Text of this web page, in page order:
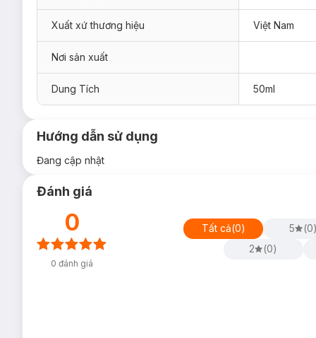
Xuất xứ thương hiệu Việt Nam
Nơi sản xuất
Dung Tích 50ml
Hướng dẫn sử dụng
Đang cập nhật
Đánh giá
0
0 đánh giá
Tất cả(0) 5 (0
2
(0)